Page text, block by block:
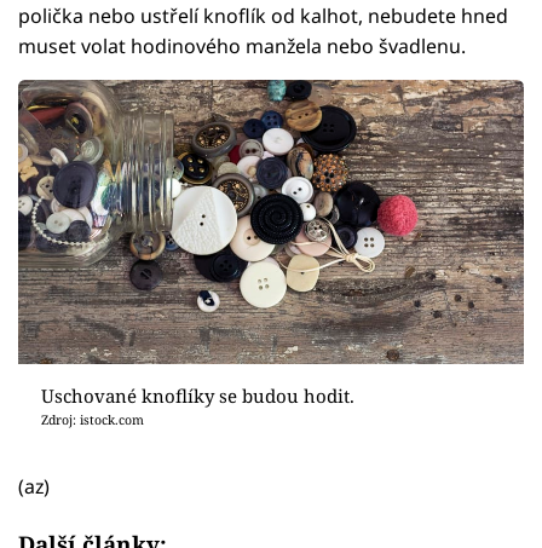
polička nebo ustřelí knoflík od kalhot, nebudete hned
muset volat hodinového manžela nebo švadlenu.
Uschované knoflíky se budou hodit.
Zdroj: istock.com
(az)